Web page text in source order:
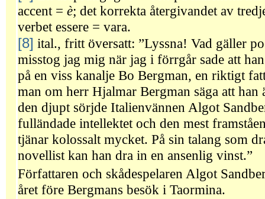
accent = è; det korrekta återgivandet av
verbet essere = vara.
[8] ital., fritt översatt: ”Lyssna! Vad gäller
misstog jag mig när jag i förrgår sade att
på en viss kanalje Bo Bergman, en riktigt
man om herr Hjalmar Bergman säga att
den djupt sörjde Italienvännen Algot
fulländade intellektet och den mest
tjänar kolossalt mycket. På sin talang som
novellist kan han dra in en ansenlig vinst.”
Författaren och skådespelaren Algot
året före Bergmans besök i Taormina.